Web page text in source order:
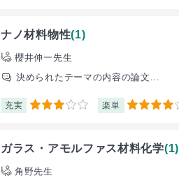
ナノ材料物性(1)
櫻井伸一先生
決められたテーマの内容の論文...
充実 3 楽単 4
ガラス・アモルファス材料化学(1)
角野先生